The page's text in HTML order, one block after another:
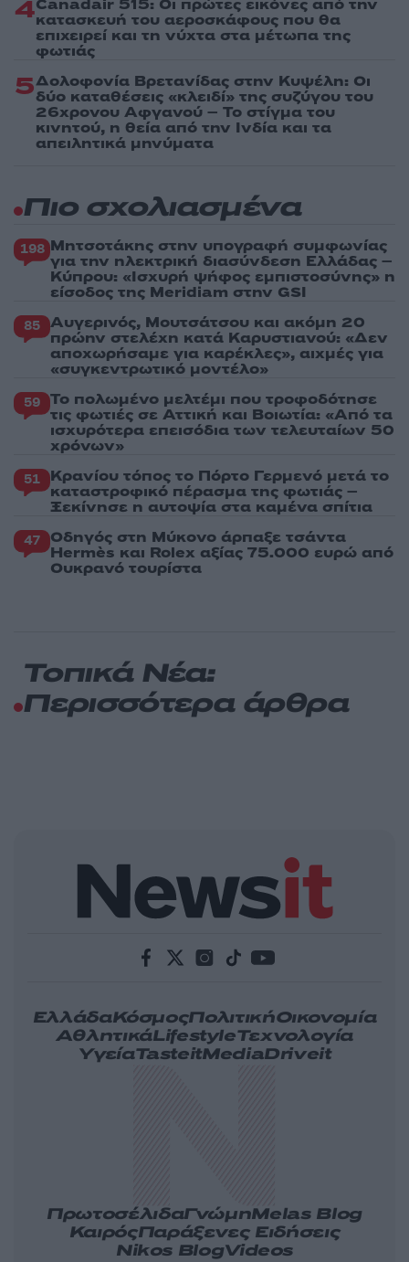
4Canadair 515: Οι πρώτες εικόνες από την
κατασκευή του αεροσκάφους που θα
επιχειρεί και τη νύχτα στα μέτωπα της
φωτιάς
5Δολοφονία Βρετανίδας στην Κυψέλη: Οι
δύο καταθέσεις «κλειδί» της συζύγου του
26χρονου Αφγανού – Το στίγμα του
κινητού, η θεία από την Ινδία και τα
απειλητικά μηνύματα
Πιο σχολιασμένα
198 Μητσοτάκης στην υπογραφή συμφωνίας
για την ηλεκτρική διασύνδεση Ελλάδας –
Κύπρου: «Ισχυρή ψήφος εμπιστοσύνης» η
είσοδος της Meridiam στην GSI
85 Αυγερινός, Μουτσάτσου και ακόμη 20
πρώην στελέχη κατά Καρυστιανού: «Δεν
αποχωρήσαμε για καρέκλες», αιχμές για
«συγκεντρωτικό μοντέλο»
59 Το πολωμένο μελτέμι που τροφοδότησε
τις φωτιές σε Αττική και Βοιωτία: «Από τα
ισχυρότερα επεισόδια των τελευταίων 50
χρόνων»
51 Κρανίου τόπος το Πόρτο Γερμενό μετά το
καταστροφικό πέρασμα της φωτιάς –
Ξεκίνησε η αυτοψία στα καμένα σπίτια
47 Οδηγός στη Μύκονο άρπαξε τσάντα
Hermès και Rolex αξίας 75.000 ευρώ από
Ουκρανό τουρίστα
Τοπικά Νέα:
Περισσότερα άρθρα
ΕλλάδαΚόσμοςΠολιτικήΟικονομία
ΑθλητικάLifestyleΤεχνολογία
ΥγείαTasteitMediaDriveit
ΠρωτοσέλιδαΓνώμηMelas Blog
ΚαιρόςΠαράξενες Ειδήσεις
Nikos BlogVideos